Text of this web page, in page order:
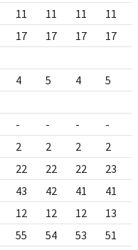
11 11 11 11
17 17 17 17
4 5 4 5
- - - -
2 2 2 2
22 22 22 23
43 42 41 41
12 12 12 13
55 54 53 51